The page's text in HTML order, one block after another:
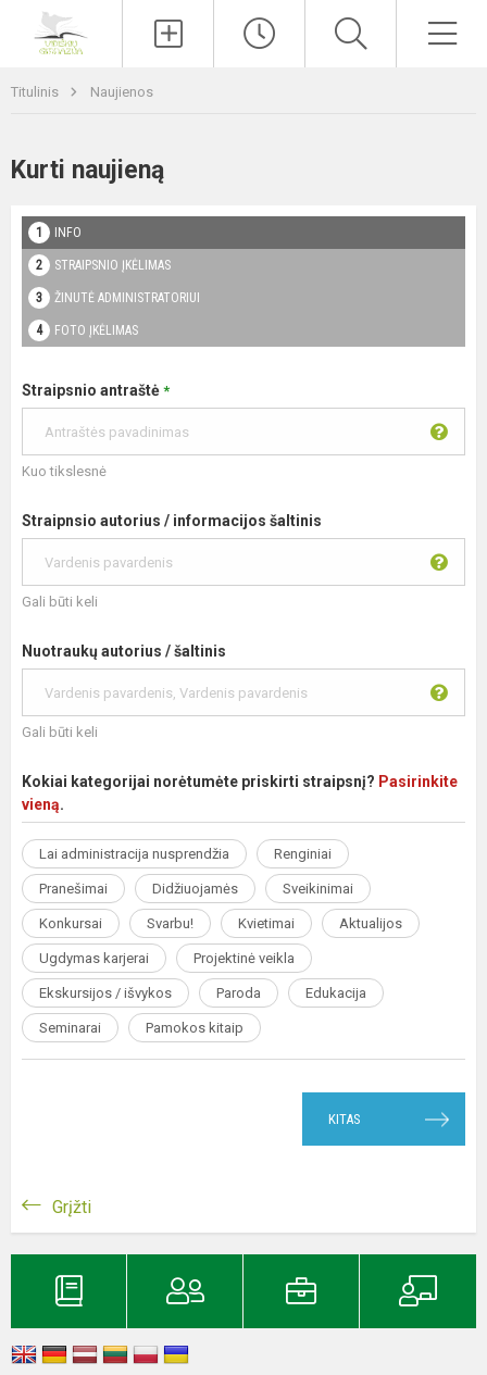
Titulinis Naujienos
Kurti naujieną
INFO
STRAIPSNIO ĮKĖLIMAS
ŽINUTĖ ADMINISTRATORIUI
FOTO ĮKĖLIMAS
Straipsnio antraštė *
Kuo tikslesnė
Straipnsio autorius / informacijos šaltinis
Gali būti keli
Nuotraukų autorius / šaltinis
Gali būti keli
Kokiai kategorijai norėtumėte priskirti straipsnį? Pasirinkite
vieną.
Lai administracija nusprendžia Renginiai
Pranešimai Didžiuojamės Sveikinimai
Konkursai Svarbu! Kvietimai Aktualijos
Ugdymas karjerai Projektinė veikla
Ekskursijos / išvykos Paroda Edukacija
Seminarai Pamokos kitaip
KITAS
Grįžti